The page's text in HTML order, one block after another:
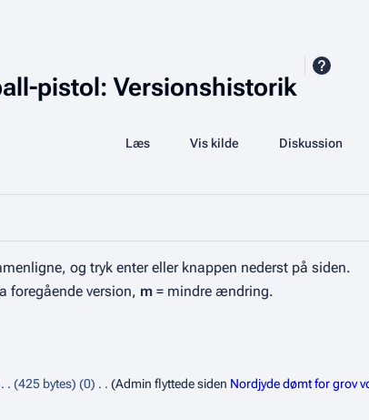
pistol: Versionshistorik
Visninger
Læs Vis kilde
Se historik associated-pages
Database
Diskussion
og tryk enter eller knappen nederst på siden.
foregående version, m = mindre ændring.
425 bytes 0 Admin flyttede siden Nordjyde dømt for grov